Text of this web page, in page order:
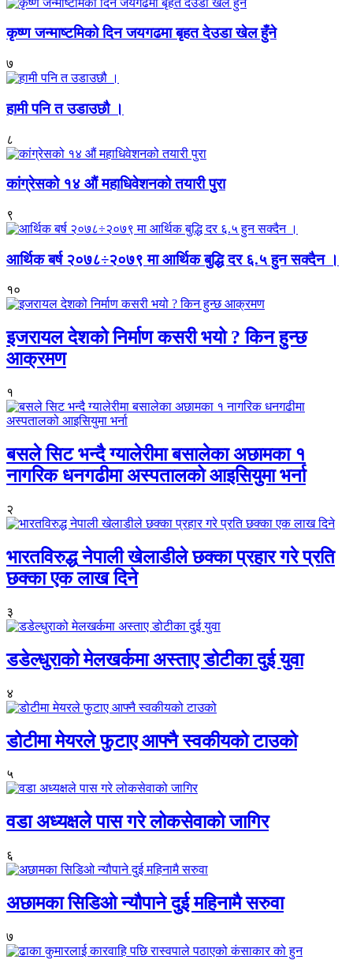
कृष्ण जन्माष्टमिको दिन जयगढमा बृहत देउडा खेल हुँने
७
हामी पनि त उडाउछौ ।
८
कांग्रेसको १४ औं महाधिवेशनको तयारी पुरा
९
आर्थिक बर्ष २०७८÷२०७९ मा आर्थिक बुद्धि दर ६.५ हुन सक्दैन ।
१०
इजरायल देशको निर्माण कसरी भयो ? किन हुन्छ
आक्रमण
१
बसले सिट भन्दै ग्यालेरीमा बसालेका अछामका १
नागरिक धनगढीमा अस्पतालको आइसियुमा भर्ना
२
भारतविरुद्ध नेपाली खेलाडीले छक्का प्रहार गरे प्रति
छक्का एक लाख दिने
३
डडेल्धुराको मेलखर्कमा अस्ताए डोटीका दुई युवा
४
डोटीमा मेयरले फुटाए आफ्नै स्वकीयको टाउको
५
वडा अध्यक्षले पास गरे लोकसेवाको जागिर
६
अछामका सिडिओ न्यौपाने दुई महिनामै सरुवा
७